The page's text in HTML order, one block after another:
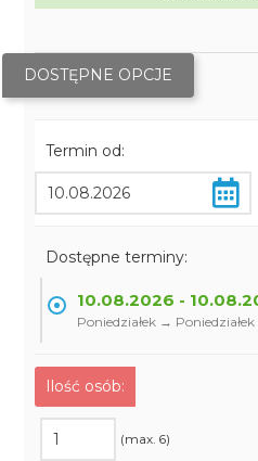
DOSTĘPNE OPCJE
Termin od:
Dostępne terminy:
10.08.2026 -
Poniedziałek → Poniedziałek
Ilość osób:
(max. 6)